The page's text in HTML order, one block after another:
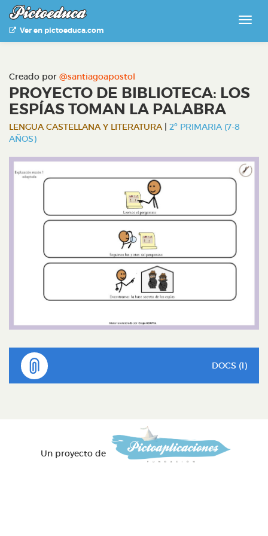
Ver en pictoeduca.com
Creado por @santiagoapostol
PROYECTO DE BIBLIOTECA: LOS
ESPÍAS TOMAN LA PALABRA
LENGUA CASTELLANA Y LITERATURA| 2º PRIMARIA (7-8
AÑOS)
DOCS (1)
Un proyecto de